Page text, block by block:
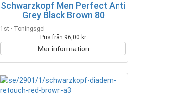
Schwarzkopf Men Perfect Anti
Grey Black Brown 80
1st · Toningsgel
Pris från 96,00 kr
Mer information